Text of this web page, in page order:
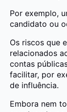
Por exemplo,
candidato ou
Os riscos que
relacionados
contas
facilitar, por
de influência.
Embora nem